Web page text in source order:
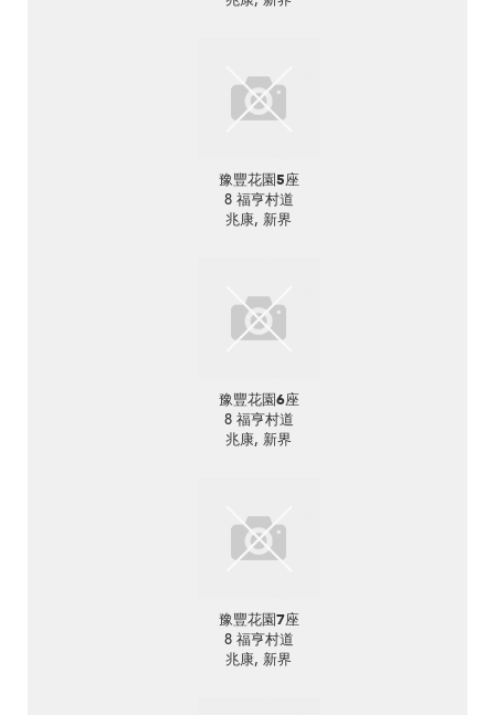
豫豐花園5座
8 福亨村道
兆康, 新界
豫豐花園6座
8 福亨村道
兆康, 新界
豫豐花園7座
8 福亨村道
兆康, 新界